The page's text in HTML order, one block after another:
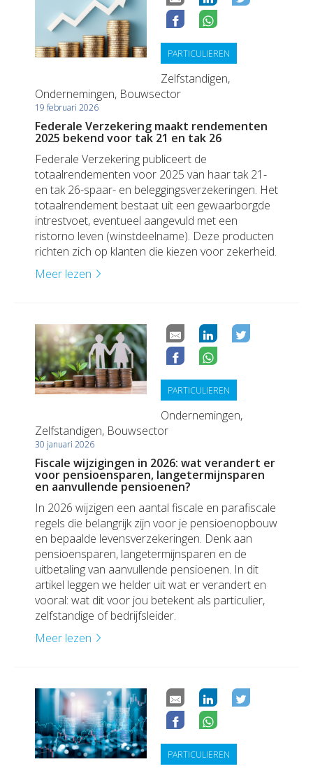
PARTICULIEREN
Zelfstandigen,
Ondernemingen, Bouwsector
19 februari 2026
Federale Verzekering maakt rendementen
2025 bekend voor tak 21 en tak 26
Federale Verzekering publiceert de
totaalrendementen voor 2025 van haar tak 21-
en tak 26-spaar- en beleggingsverzekeringen. Het
totaalrendement bestaat uit een gewaarborgde
intrestvoet, eventueel aangevuld met een
ristorno leven (winstdeelname). Deze producten
richten zich op klanten die kiezen voor zekerheid.
Meer lezen
PARTICULIEREN
Ondernemingen,
Zelfstandigen, Bouwsector
30 januari 2026
Fiscale wijzigingen in 2026: wat verandert er
voor pensioensparen, langetermijnsparen
en aanvullende pensioenen?
In 2026 wijzigen een aantal fiscale en parafiscale
regels die belangrijk zijn voor je pensioenopbouw
en bepaalde levensverzekeringen. Denk aan
pensioensparen, langetermijnsparen en de
uitbetaling van aanvullende pensioenen. In dit
artikel leggen we helder uit wat er verandert en
vooral: wat dit voor jou betekent als particulier,
zelfstandige of bedrijfsleider.
Meer lezen
PARTICULIEREN